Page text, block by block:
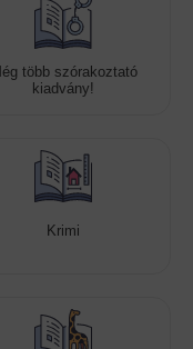
több szórakoztató
kiadvány!
Krimi